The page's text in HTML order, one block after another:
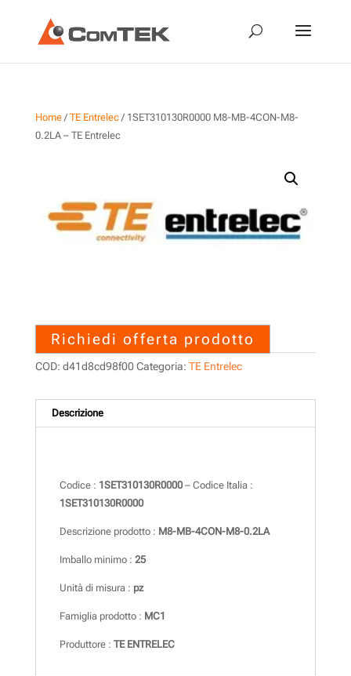
Home/ TE Entrelec/ 1SET310130R0000 M8-MB-4CON-M8-
0.2LA – TE Entrelec
Richiedi offerta prodotto
COD: d41d8cd98f00 Categoria: TE Entrelec
Descrizione
Codice : 1SET310130R0000– Codice Italia :
1SET310130R0000
Descrizione prodotto : M8-MB-4CON-M8-0.2LA
Imballo minimo : 25
Unità di misura : pz
Famiglia prodotto : MC1
Produttore : TE ENTRELEC